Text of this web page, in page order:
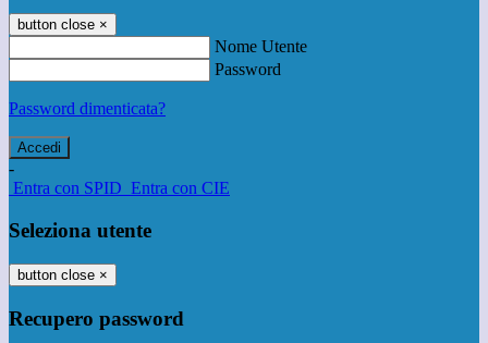
button close ×
Nome Utente
Password
Password dimenticata?
-
Entra con SPID Entra con CIE
Seleziona utente
button close ×
Recupero password